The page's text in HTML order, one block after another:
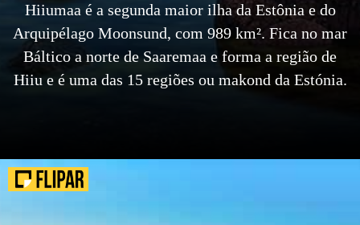
Hiiumaa é a segunda maior ilha da Estônia e do
Arquipélago Moonsund, com 989 km². Fica no mar
Báltico a norte de Saaremaa e forma a região de
Hiiu e é uma das 15 regiões ou makond da Estónia.